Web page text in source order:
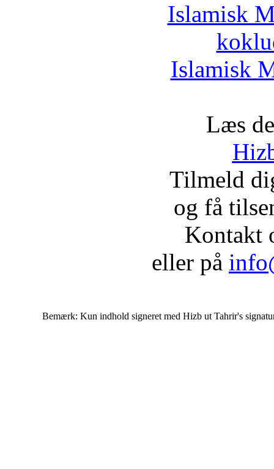
Islamisk
Islamisk
Læs
Tilmeld
og få
Kontakt
eller på
Bemærk: Kun indhold signeret med Hizb ut Tahrir's